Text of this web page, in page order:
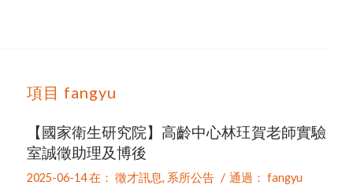
項目 fangyu
【國家衛生研究院】高齡中心林玨賀老師實驗
室誠徵助理及博後
2025-06-14 在： 徵才訊息, 系所公告 / 通過： fangyu